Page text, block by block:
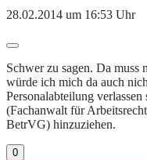
28.02.2014 um 16:53 Uhr
Schwer zu sagen. Da muss
würde ich mich da auch
Personalabteilung
(Fachanwalt für
BetrVG) hinzuziehen.
0